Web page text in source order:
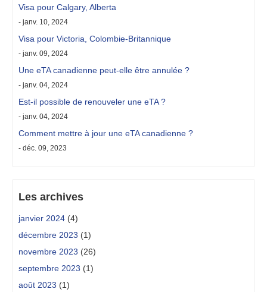
Visa pour Calgary, Alberta
- janv. 10, 2024
Visa pour Victoria, Colombie-Britannique
- janv. 09, 2024
Une eTA canadienne peut-elle être annulée ?
- janv. 04, 2024
Est-il possible de renouveler une eTA ?
- janv. 04, 2024
Comment mettre à jour une eTA canadienne ?
- déc. 09, 2023
Les archives
janvier 2024 (4)
décembre 2023 (1)
novembre 2023 (26)
septembre 2023 (1)
août 2023 (1)